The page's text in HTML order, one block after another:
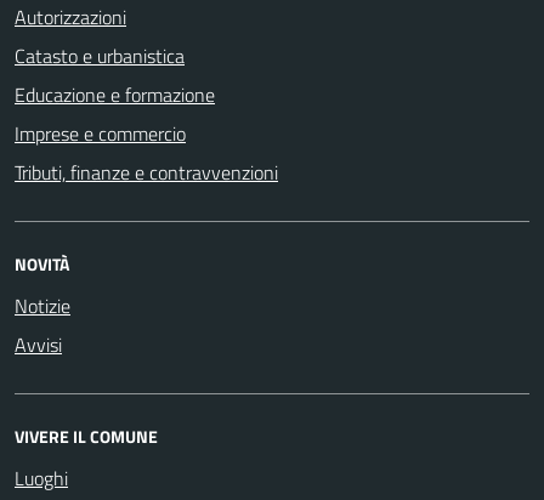
Autorizzazioni
Catasto e urbanistica
Educazione e formazione
Imprese e commercio
Tributi, finanze e contravvenzioni
NOVITÀ
Notizie
Avvisi
VIVERE IL COMUNE
Luoghi